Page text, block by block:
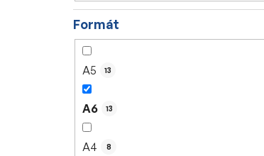
Formát
A5 13
A6 13
A4 8